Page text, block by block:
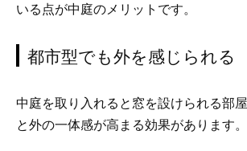
いる点が中庭のメリットです。
都市型でも外を感じられる
中庭を取り入れると窓を設けられる部
と外の一体感が高まる効果があります。